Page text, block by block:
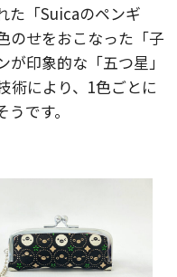
た「Suicaのペンギ
のせをおこなった「子
印象的な「五つ星」
術により、1色ごとに
です。